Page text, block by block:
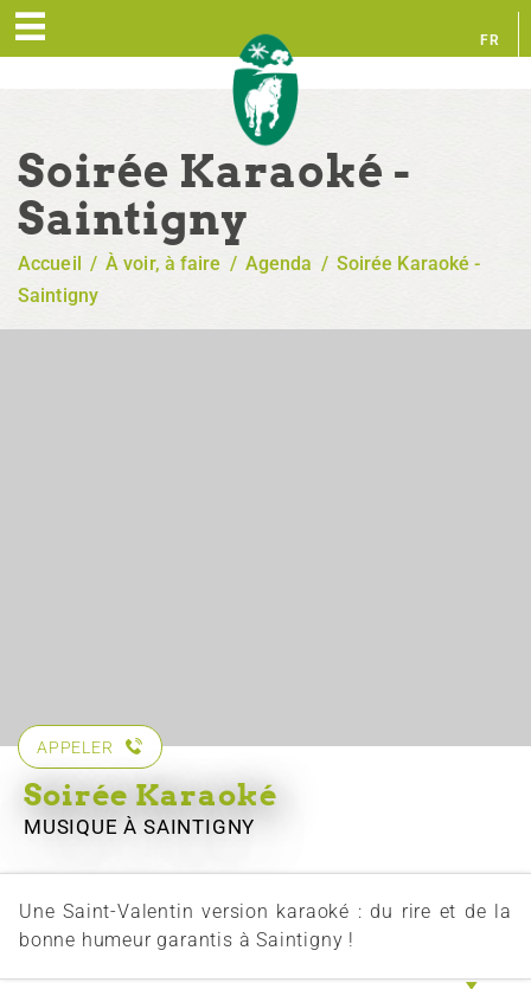
FR
Soirée Karaoké -
Saintigny
Accueil / À voir, à faire / Agenda / Soirée Karaoké -
Saintigny
APPELER
Soirée Karaoké
MUSIQUEÀ SAINTIGNY
Une Saint-Valentin version karaoké : du rire et de la
bonne humeur garantis à Saintigny !